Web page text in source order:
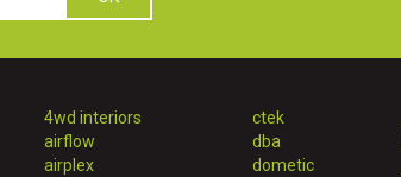
4wd interiors
airflow
airplex
ctek
dba
dometic